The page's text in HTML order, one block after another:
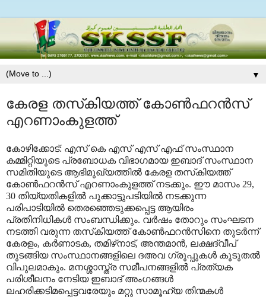
▼
കേരള തസ്‌കിയത്ത് കോണ്‍ഫറന്‍സ്
എറണാംകുളത്ത്
കോഴിക്കോട്: എസ് കെ എസ് എസ് എഫ് സംസ്ഥാന
കമ്മിറ്റിയുടെ പ്രബോധക വിഭാഗമായ ഇബാദ് സംസ്ഥാന
സമിതിയുടെ ആഭിമുഖ്യത്തില്‍ കേരള തസ്‌കിയത്ത്
കോണ്‍ഫറന്‍സ് എറണാംകുളത്ത് നടക്കും. ഈ മാസം 29,
30 തിയ്യതികളില്‍ പുക്കാട്ടുപടിയില്‍ നടക്കുന്ന
പരിപാടിയില്‍ തെരഞ്ഞെടുക്കപ്പെട്ട ആയിരം
പ്രതിനിധികള്‍ സംബന്ധിക്കും. വര്‍ഷം തോറും സംഘടന
നടത്തി വരുന്ന തസ്‌കിയത്ത് കോണ്‍ഫറന്‍സിനെ തുടര്‍ന്ന്
കേരളം, കര്‍ണാടക, തമിഴ്‌നാട്, അന്തമാന്‍, ലക്ഷദ്വീപ്
തുടങ്ങിയ സംസ്ഥാനങ്ങളിലെ ദഅവ ഗ്രൂപ്പുകള്‍ കൂടുതല്‍
വിപുലമാകും. മനശ്ശാസ്ത്ര സമീപനങ്ങളില്‍ പ്രത്യക
പരിശീലനം നേടിയ ഇബാദ് അംഗങ്ങള്‍
ലഹരിക്കടിമപ്പെട്ടവരേയും മറ്റു സാമൂഹ്യ തിന്മകള്‍